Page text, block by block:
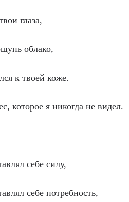
глаза,
облако,
к твоей коже.
которое я никогда не видел.
себе силу,
себе потребность,